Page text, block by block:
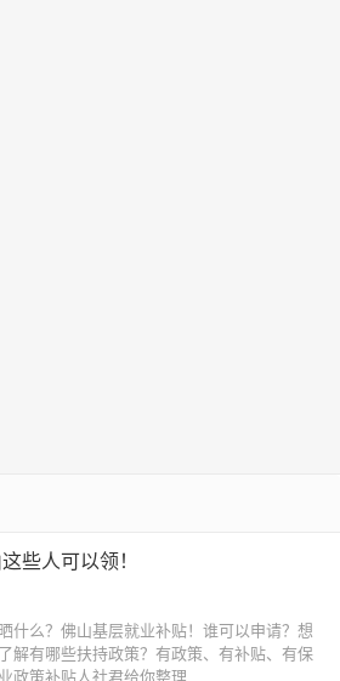
些人可以领！
什么？佛山基层就业补贴！谁可以申请？想
解有哪些扶持政策？有政策、有补贴、有保
政策补贴人社君给你整理